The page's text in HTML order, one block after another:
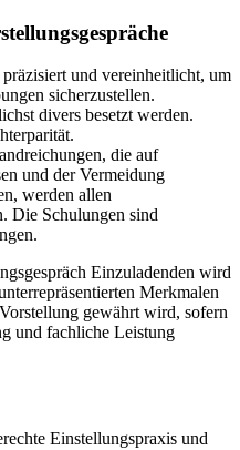
und vereinheitlicht, um
sicherzustellen.
divers besetzt werden.
die auf
und der Vermeidung
werden allen
Die Schulungen sind
Einzuladenden wird
Merkmalen
gewährt wird, sofern
und fachliche Leistung
Einstellungspraxis und